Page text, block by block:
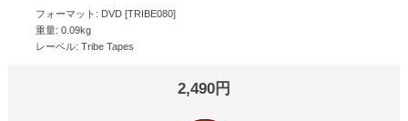
フォーマット: DVD [TRIBE080]
重量: 0.09kg
レーベル: Tribe Tapes
2,490円